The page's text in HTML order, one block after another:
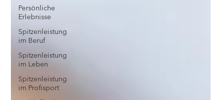
Persönliche
Erlebnisse
Spitzenleistung
im Beruf
Spitzenleistung
im Leben
Spitzenleistung
im Profisport